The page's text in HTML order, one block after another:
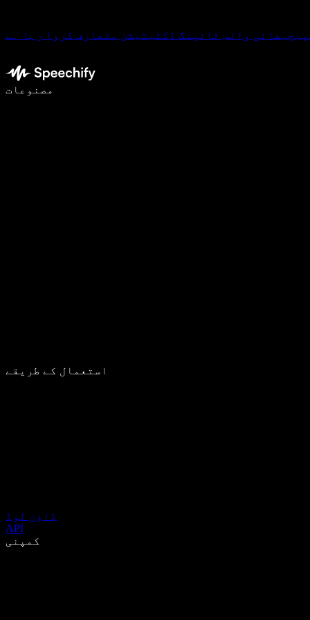
وائس ٹائپنگ ڈکٹیٹیشن متعارف کروا رہا ہے
مصنوعات
استعمال کے طریقے
ڈاؤن لوڈ
API
کمپنی